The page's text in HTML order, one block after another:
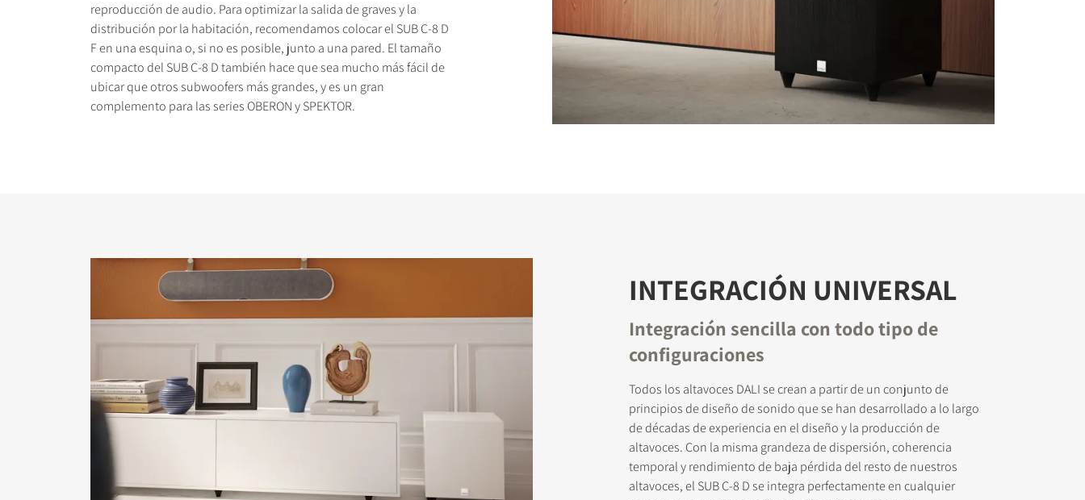
reproducción de audio. Para optimizar la salida de graves y la
distribución por la habitación, recomendamos colocar el SUB C-8 D
F en una esquina o, si no es posible, junto a una pared. El tamaño
compacto del SUB C-8 D también hace que sea mucho más fácil de
ubicar que otros subwoofers más grandes, y es un gran
complemento para las series OBERON y SPEKTOR.
INTEGRACIÓN UNIVERSAL
Integración sencilla con todo tipo de
configuraciones
Todos los altavoces DALI se crean a partir de un conjunto de
principios de diseño de sonido que se han desarrollado a lo largo
de décadas de experiencia en el diseño y la producción de
altavoces. Con la misma grandeza de dispersión, coherencia
temporal y rendimiento de baja pérdida del resto de nuestros
altavoces, el SUB C-8 D se integra perfectamente en cualquier
REGÍSTRATE PARA DESCARGAR
Rellena el formulario de registro y accede al instante a todos los archivos para descargar